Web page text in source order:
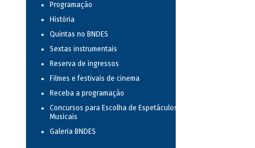
Programação
História
Quintas no BNDES
Sextas instrumentais
Reserva de ingressos
Filmes e festivais de cinema
Receba a programação
Concursos para Escolha de Espetáculos
Musicais
Galeria BNDES